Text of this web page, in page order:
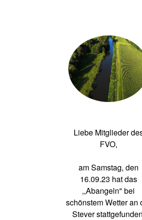
Liebe Mitglieder
FVO,
am Samstag, den
16.09.23 hat das
,,Abangeln" bei
schönstem Wetter an
Stever